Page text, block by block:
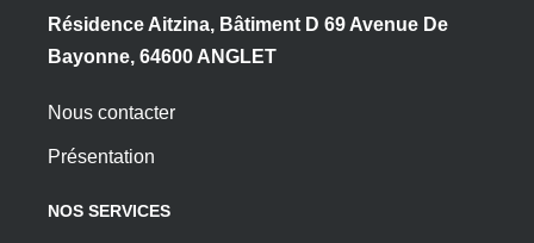
Résidence Aitzina, Bâtiment D 69 Avenue De
Bayonne, 64600 ANGLET
Nous contacter
Présentation
NOS SERVICES